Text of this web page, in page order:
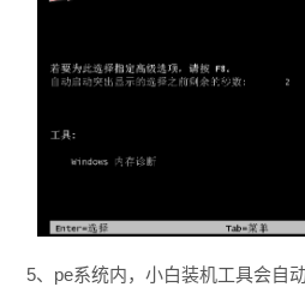
5、pe系统内，小白装机工具会自